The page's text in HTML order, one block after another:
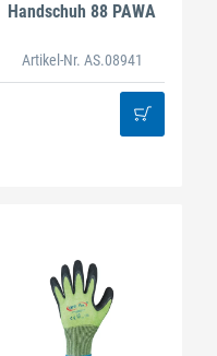
Handschuh 88 PAWA
Artikel-Nr. AS.08941